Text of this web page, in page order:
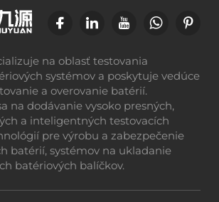
na oblasť testovania
systémov a poskytuje vedúce
a overovanie batérií.
na dodávanie vysoko presných,
a inteligentných testovacích
pre výrobu a zabezpečenie
batérií, systémov na ukladanie
batériových balíčkov.